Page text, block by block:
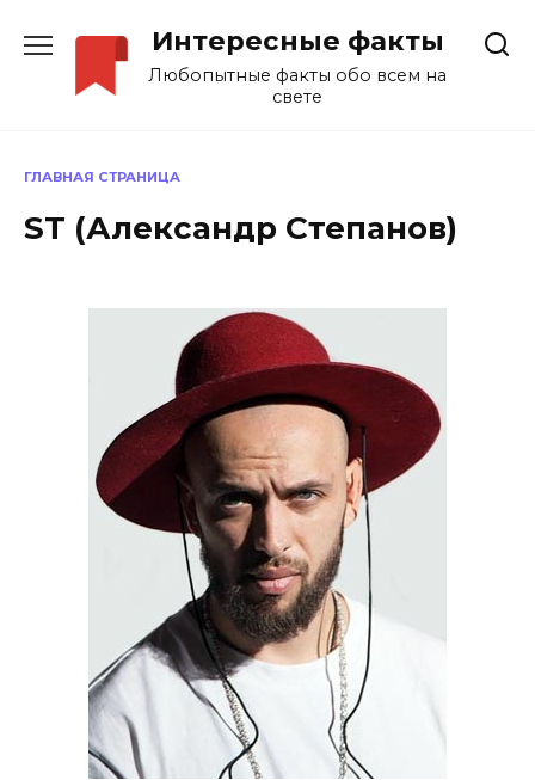
содержанию
Интересные факты
Любопытные факты обо всем на
свете
ГЛАВНАЯ СТРАНИЦА
ST (Александр Степанов)